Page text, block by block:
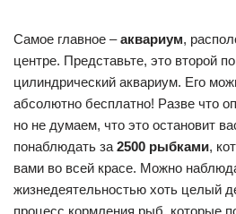
Самое главное –аквариум,
центре. Представьте, это второй
цилиндрический аквариум. Его
абсолютно бесплатно! Разве что
но не думаем, что это остановит
понаблюдать за 2500 рыбками,
вами во всей красе. Можно
жизнедеятельностью хоть целый
процесс кормления рыб, которые